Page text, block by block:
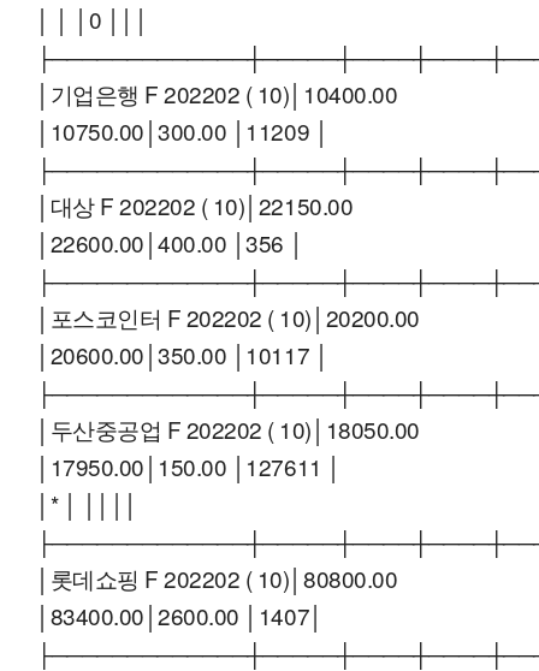
│ │ │0 │││
│기업은행 F 202202 ( 10)│10400.00
│10750.00│300.00 │11209 │
│대상 F 202202 ( 10)│22150.00
│22600.00│400.00 │356 │
│포스코인터 F 202202 ( 10)│20200.00
│20600.00│350.00 │10117 │
│두산중공업 F 202202 ( 10)│18050.00
│17950.00│150.00 │127611 │
│* │ ││││
│롯데쇼핑 F 202202 ( 10)│80800.00
│83400.00│2600.00 │1407│